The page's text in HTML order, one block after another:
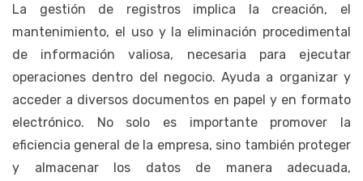
La gestión de registros implica la creación, el
mantenimiento, el uso y la eliminación procedimental
de información valiosa, necesaria para ejecutar
operaciones dentro del negocio. Ayuda a organizar y
acceder a diversos documentos en papel y en formato
electrónico. No solo es importante promover la
eficiencia general de la empresa, sino también proteger
y almacenar los datos de manera adecuada,